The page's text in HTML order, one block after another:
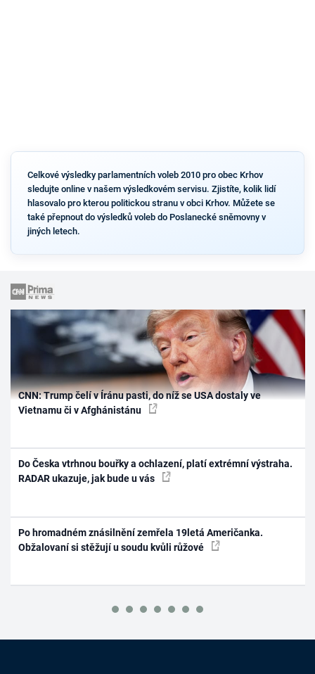
Celkové výsledky parlamentních voleb 2010 pro obec Krhov
sledujte online v našem výsledkovém servisu. Zjistíte, kolik lidí
hlasovalo pro kterou politickou stranu v obci Krhov. Můžete se
také přepnout do výsledků voleb do Poslanecké sněmovny v
jiných letech.
CNN: Trump čelí v Íránu pasti, do níž se USA dostaly ve
Vietnamu či v Afghánistánu
Do Česka vtrhnou bouřky a ochlazení, platí extrémní výstraha.
RADAR ukazuje, jak bude u vás
Po hromadném znásilnění zemřela 19letá Američanka.
Obžalovaní si stěžují u soudu kvůli růžové